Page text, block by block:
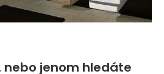
nebo jenom hledáte